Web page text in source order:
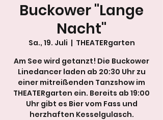
Buckower "Lange
Nacht"
Sa., 19. Juli
  |
THEATERgarten
Am See wird getanzt! Die Buckower
Linedancer laden ab 20:30 Uhr zu
einer mitreißenden Tanzshow im
THEATERgarten ein. Bereits ab 19:00
Uhr gibt es Bier vom Fass und
herzhaften Kesselgulasch.